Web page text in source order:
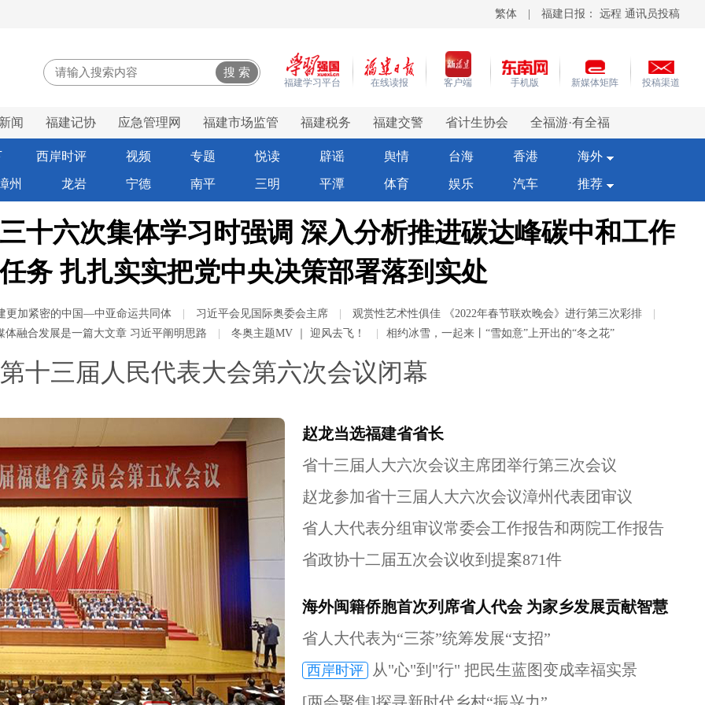
繁体 福建日报： 远程 通讯员投稿
投稿渠道
新媒体矩阵
手机版
客户端
在线读报
福建学习平台
闻 福建记协 应急管理网 福建市场监管 福建税务 福建交警 省计生协会 全福游·有全福
民俗 爱国主义馆 网上博物馆 财经频道 昌都文明网 教育 地震信息 福建退役军人
西岸时评 视频 专题 悦读 辟谣 舆情 台海 香港 海外
州 龙岩 宁德 南平 三明 平潭 体育 娱乐 汽车 推荐
十六次集体学习时强调 深入分析推进碳达峰碳中和工作
务 扎扎实实把党中央决策部署落到实处
更加紧密的中国—中亚命运共同体 习近平会见国际奥委会主席 观赏性艺术性俱佳 《2022年春节联欢晚会》进行第三次彩排
体融合发展是一篇大文章 习近平阐明思路
冬奥主题MV ｜ 迎风去飞！ ​相约冰雪，一起来丨“雪如意”上开出的“冬之花”
十三届人民代表大会第六次会议闭幕
赵龙当选福建省省长
省十三届人大六次会议主席团举行第三次会议
赵龙参加省十三届人大六次会议漳州代表团审议
省人大代表分组审议常委会工作报告和两院工作报告
省政协十二届五次会议收到提案871件
海外闽籍侨胞首次列席省人代会 为家乡发展贡献智慧
省人大代表为“三茶”统筹发展“支招”
西岸时评
从"心"到"行" 把民生蓝图变成幸福实景